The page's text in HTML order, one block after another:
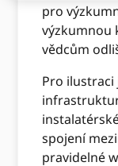
pro
výzkumnou
vědcům
Pro
spojení
pravidelné